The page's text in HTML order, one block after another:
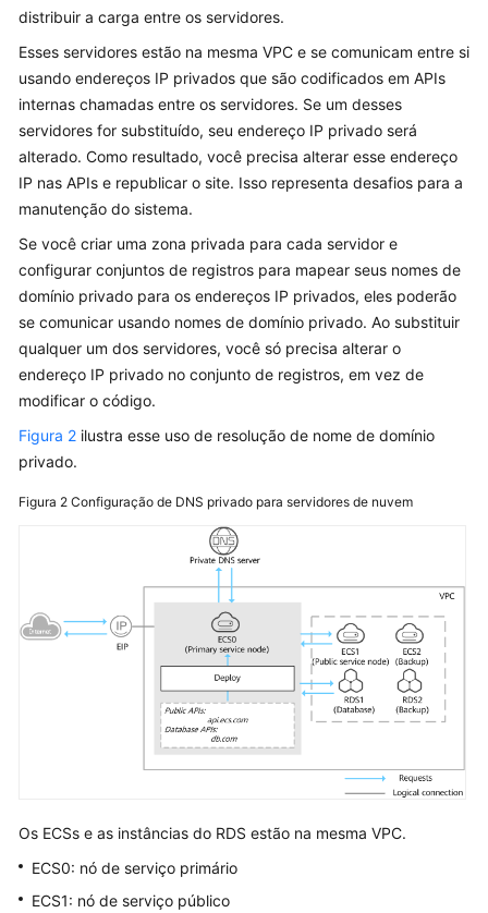
What's
Best
Practices
SDK
Reference
Videos
More
Documents
Glossary
distribuir a carga entre os servidores.
Esses servidores estão na mesma VPC e se comunicam entre si
usando endereços IP privados que são codificados em APIs
internas chamadas entre os servidores. Se um desses
servidores for substituído, seu endereço IP privado será
alterado. Como resultado, você precisa alterar esse endereço
IP nas APIs e republicar o site. Isso representa desafios para a
manutenção do sistema.
Se você criar uma zona privada para cada servidor e
configurar conjuntos de registros para mapear seus nomes de
domínio privado para os endereços IP privados, eles poderão
se comunicar usando nomes de domínio privado. Ao substituir
qualquer um dos servidores, você só precisa alterar o
endereço IP privado no conjunto de registros, em vez de
modificar o código.
Figura 2 ilustra esse uso de resolução de nome de domínio
privado.
Figura 2 Configuração de DNS privado para servidores de nuvem
Os ECSs e as instâncias do RDS estão na mesma VPC.
ECS0: nó de serviço primário
ECS1: nó de serviço público